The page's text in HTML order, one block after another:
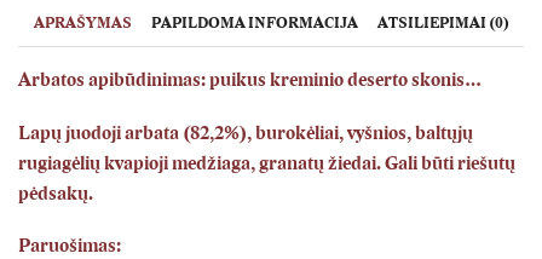
APRAŠYMAS PAPILDOMA INFORMACIJA ATSILIEPIMAI (0)
Arbatos apibūdinimas:puikus kreminio deserto skonis…
Lapų juodoji arbata (82,2%), burokėliai, vyšnios, baltųjų
rugiagėlių kvapioji medžiaga, granatų žiedai.Gali būti riešutų
pėdsakų.
Paruošimas: